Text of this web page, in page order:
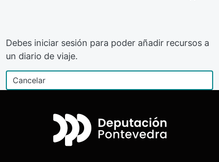
Debes iniciar sesión para poder añadir recursos a
un diario de viaje.